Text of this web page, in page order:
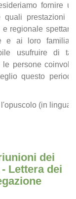
fornire un
prestazioni di
regionale spettano
e ai loro familiari,
usufruire di tali
persone coinvolte
questo periodo
(in lingua
dei
Lettera dei